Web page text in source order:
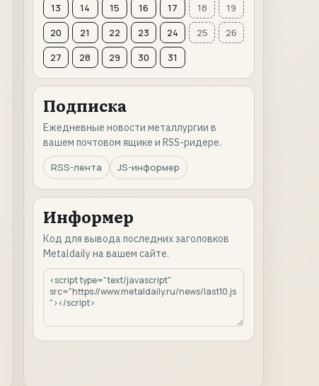
13
14 15 16 17 18
19
20
21 22 23 24 25
26
27
28 29 30 31
Подписка
Ежедневные новости металлургии в
вашем почтовом ящике и RSS-ридере.
RSS-лента
JS-информер
Информер
Код для вывода последних заголовков
Metaldaily на вашем сайте.